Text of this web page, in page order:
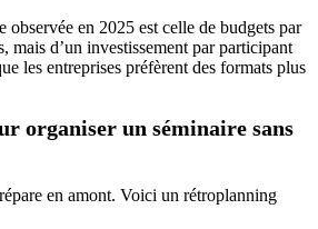
observée en 2025 est celle de budgets par
mais d’un investissement par participant
les entreprises préfèrent des formats plus
organiser un séminaire sans
en amont. Voici un rétroplanning